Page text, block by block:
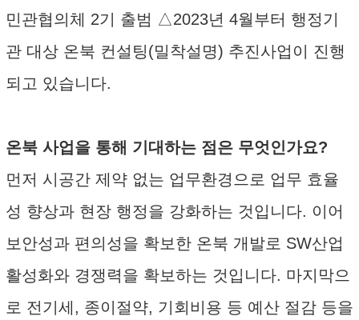
민관협의체 2기 출범 △2023년 4월부터 행정기
관 대상 온북 컨설팅(밀착설명) 추진사업이 진행
되고 있습니다.
온북 사업을 통해 기대하는 점은 무엇인가요?
먼저 시공간 제약 없는 업무환경으로 업무 효율
성 향상과 현장 행정을 강화하는 것입니다. 이어
보안성과 편의성을 확보한 온북 개발로 SW산업
활성화와 경쟁력을 확보하는 것입니다. 마지막으
로 전기세, 종이절약, 기회비용 등 예산 절감 등을